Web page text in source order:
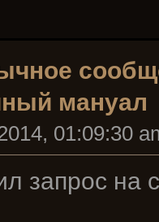
мануал
01:09:30
запрос на